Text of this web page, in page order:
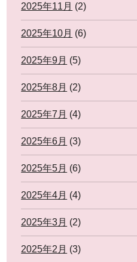
2025年11月 (2)
2025年10月 (6)
2025年9月 (5)
2025年8月 (2)
2025年7月 (4)
2025年6月 (3)
2025年5月 (6)
2025年4月 (4)
2025年3月 (2)
2025年2月 (3)